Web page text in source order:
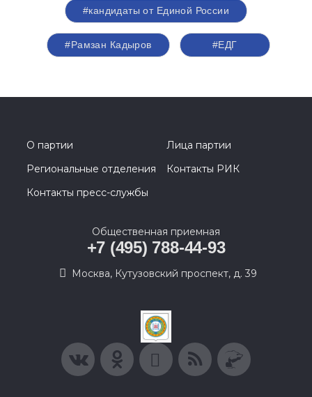
#кандидаты от Единой России
#Рамзан Кадыров #ЕДГ
О партии
Лица партии
Региональные отделения
Контакты РИК
Контакты пресс-службы
Общественная приемная
+7 (495) 788-44-93
Москва, Кутузовский проспект, д. 39